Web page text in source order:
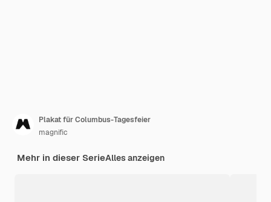
Plakat für Columbus-Tagesfeier
magnific
Mehr in dieser SerieAlles anzeigen